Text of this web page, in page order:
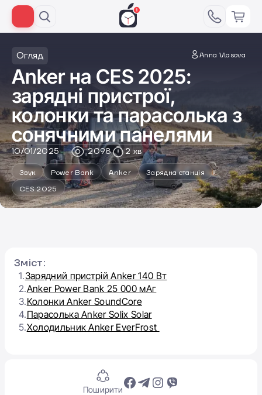
Огляд Anna Vlasova
Anker на CES 2025:
зарядні пристрої,
колонки та парасолька з
сонячними панелями
10/01/2025 2098 2 хв
Звук Power Bank Anker
Зарядна станція
CES 2025
Поширити
Зміст:
1.Зарядний пристрій Anker 140 Вт
2.Anker Power Bank 25 000 мАг
3.Колонки Anker SoundCore
4.Парасолька Anker Solix Solar
5.Холодильник Anker EverFrost